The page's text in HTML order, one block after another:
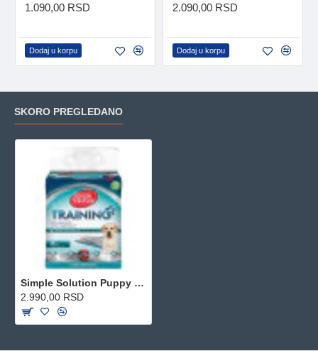
1.090,00 RSD
Dodaj u korpu
2.090,00 RSD
Dodaj u korpu
SKORO PREGLEDANO
Simple Solution Puppy Training Pads pelene 56 komada
2.990,00 RSD